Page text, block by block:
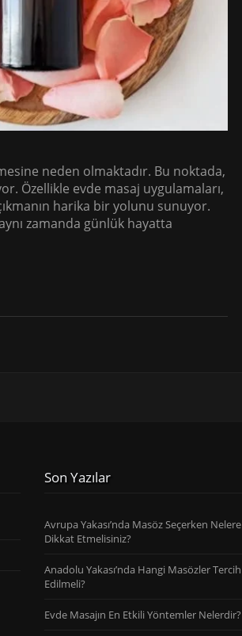
neden olmaktadır. Bu noktada,
Özellikle evde masaj uygulamaları,
harika bir yolunu sunuyor.
zamanda günlük hayatta
Son Yazılar
Avrupa Yakası’nda Masöz Seçerken Nelere
Dikkat Etmelisiniz?
Anadolu Yakası’nda Hangi Masözler Tercih
Edilmeli?
Evde Masajın En Etkili Yöntemler Nelerdir?